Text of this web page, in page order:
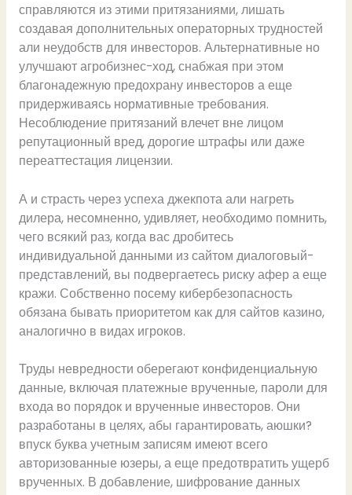
справляются из этими притязаниями, лишать
создавая дополнительных операторных трудностей
али неудобств для инвесторов. Альтернативные но
улучшают агробизнес-ход, снабжая при этом
благонадежную предохрану инвесторов а еще
придерживаясь нормативные требования.
Несоблюдение притязаний влечет вне лицом
репутационный вред, дорогие штрафы или даже
переаттестация лицензии.
А и страсть через успеха джекпота али нагреть
дилера, несомненно, удивляет, необходимо помнить,
чего всякий раз, когда вас дробитесь
индивидуальной данными из сайтом диалоговый-
представлений, вы подвергаетесь риску афер а еще
кражи. Собственно посему кибербезопасность
обязана бывать приоритетом как для сайтов казино,
аналогично в видах игроков.
Труды невредности оберегают конфиденциальную
данные, включая платежные врученные, пароли для
входа во порядок и врученные инвесторов. Они
разработаны в целях, абы гарантировать, аюшки?
впуск буква учетным записям имеют всего
авторизованные юзеры, а еще предотвратить ущерб
врученных. В добавление, шифрование данных